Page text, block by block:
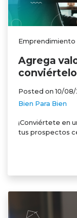
Emprendimiento
Agrega
Posted on10/
Bien Para Bien
¡Conviértete en
tus prospectos